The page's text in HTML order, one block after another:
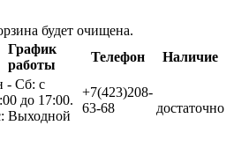
будет очищена.
График
работы
Телефон
Наличие
- Сб: с
до 17:00.
Выходной
+7(423)208-
63-68
достаточно